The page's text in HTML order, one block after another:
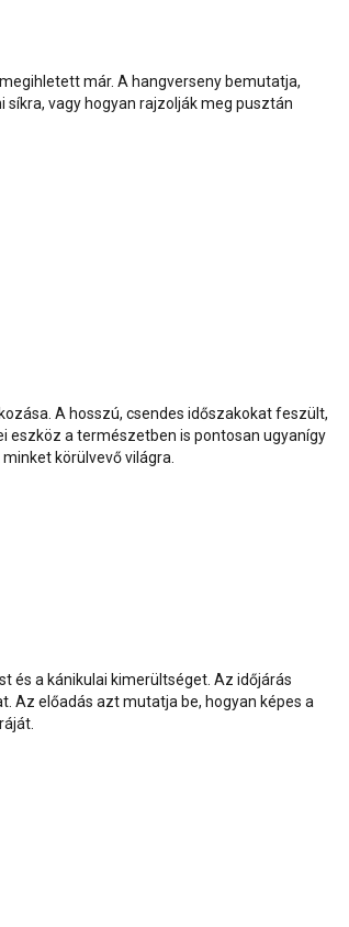
már. A hangverseny bemutatja,
vagy hogyan rajzolják meg pusztán
A hosszú, csendes időszakokat feszült,
eszköz a természetben is pontosan ugyanígy
körülvevő világra.
és a kánikulai kimerültséget. Az időjárás
Az előadás azt mutatja be, hogyan képes a